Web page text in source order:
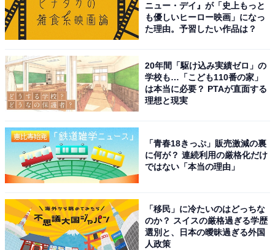
ニュー・デイ』が「史上もっと
も優しいヒーロー映画」になっ
た理由。予習したい作品は？
20年間「駆け込み実績ゼロ」の
学校も…「こども110番の家」
は本当に必要？ PTAが直面する
理想と現実
「青春18きっぷ」販売激減の裏
に何が？ 連続利用の厳格化だけ
ではない「本当の理由」
「移民」に冷たいのはどっちな
のか？ スイスの厳格過ぎる学歴
選別と、日本の曖昧過ぎる外国
人政策